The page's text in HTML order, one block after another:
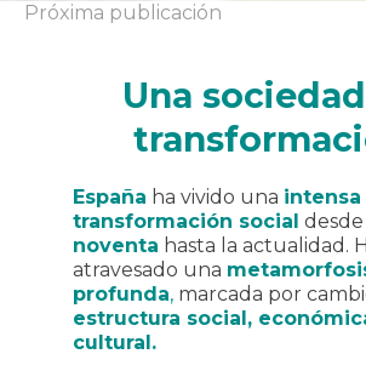
Próxima publicación
Una
España ha vivido una intensa
transformación social
noventa hasta la actualidad.
atravesado una
profunda, marcada por
estructura social,
cultural.